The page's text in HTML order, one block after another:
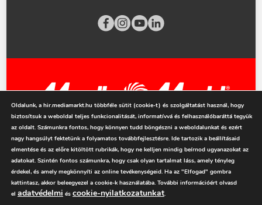
mediamarkt.hu
Oldalunk, a hir.mediamarkt.hu többféle sütit (cookie-t) és szolgáltatást használ, hogy
biztosítsuk a weboldal teljes funkcionalitását, informatívvá és felhasználóbaráttá tegyük
az oldalt. Számunkra fontos, hogy könnyen tudd böngészni a weboldalunkat és ezért
nagy hangsúlyt fektetünk a folyamatos továbbfejlesztésre. Ide tartozik a beállításaid
elmentése és az előre kitöltött rubrikák, hogy ne kelljen mindig beírnod ugyanazokat az
adatokat. Szintén fontos számunkra, hogy csak olyan tartalmat láss, amely tényleg
érdekel, és amely megkönnyíti az online tevékenységeid. Ha az "Elfogad" gombra
kattintasz, akkor beleegyezel a cookie-k használatába. További információért olvasd
el adatvédelmi és cookie-nyilatkozatunkat.